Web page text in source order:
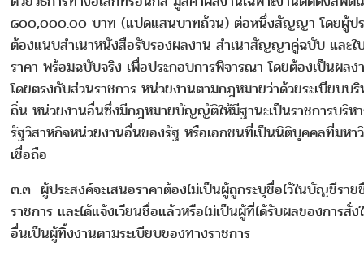
๘๐๐,๐๐๐.๐๐ บาท (แปดแสนบาทถ้วน) ต่อหนึ่งสัญญา โดยผู้ปร
ต้องแนบสำเนาหนังสือรับรองผลงาน สำเนาสัญญาคู่ฉบับ และใ
ราคา พร้อมฉบับจริง เพื่อประกอบการพิจารณา โดยต้องเป็นผ
โดยตรงกับส่วนราชการ หน่วยงานตามกฎหมายว่าด้วยระเบียบบ
ถิ่น หน่วยงานอื่นซึ่งมีกฎหมายบัญญัติให้มีฐานะเป็นราชการบริห
รัฐวิสาหกิจหน่วยงานอื่นของรัฐ หรือเอกชนที่เป็นนิติบุคคลที่มหา
เชื่อถือ
๓.๓ ผู้ประสงค์จะเสนอราคาต้องไม่เป็นผู้ถูกระบุชื่อไว้ในบัญชีรา
ราชการ และได้แจ้งเวียนชื่อแล้วหรือไม่เป็นผู้ที่ได้รับผลของการ
อื่นเป็นผู้ทิ้งงานตามระเบียบของทางราชการ